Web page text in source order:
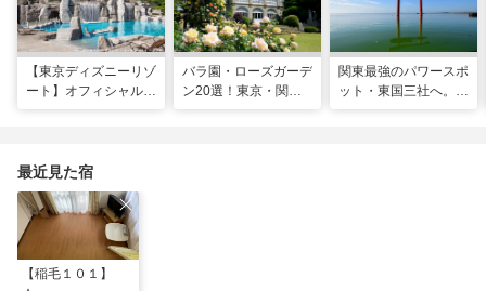
【東京ディズニーリゾ
ート】オフィシャル・
バラ園・ローズガーデ
ン20選！東京・関東
関東最強のパワースポ
ット・東国三社へ。初
最近見た宿
【稲毛１０１】